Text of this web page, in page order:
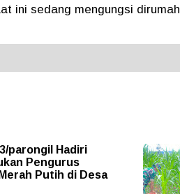
ini sedang mengungsi
parongil Hadiri
Pengurus
Putih di Desa